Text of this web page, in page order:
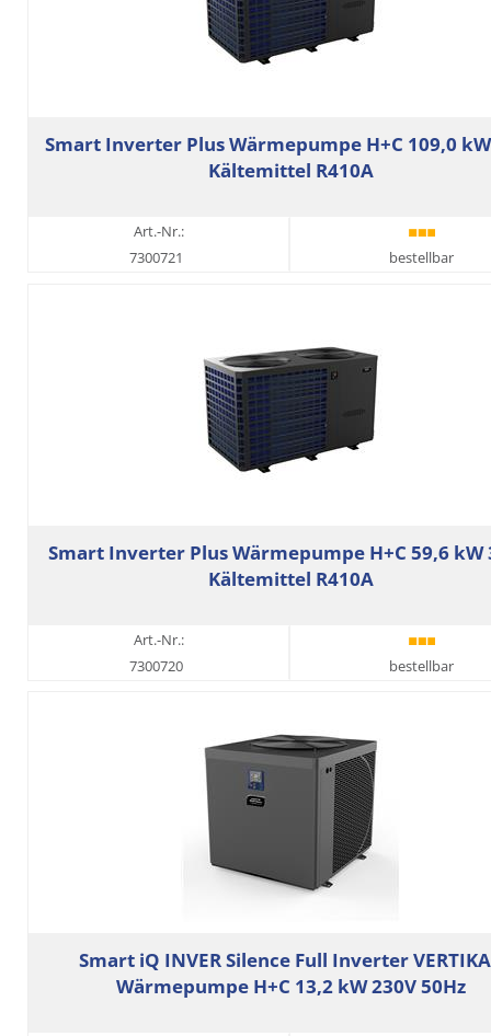
Smart Inverter Plus Wärmepumpe H+C 109,0
Kältemittel R410A
Art.-Nr.:
7300721
bestellbar
Smart Inverter Plus Wärmepumpe H+C 59,6 kW
Kältemittel R410A
Art.-Nr.:
7300720
bestellbar
Smart iQ INVER Silence Full Inverter
Wärmepumpe H+C 13,2 kW 230V 50Hz